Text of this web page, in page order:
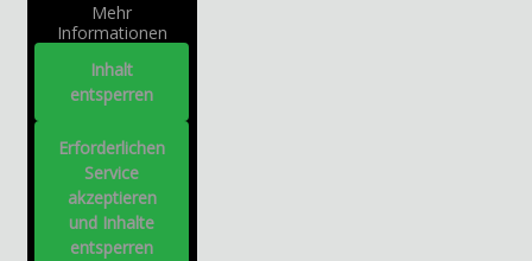
Mehr
Informationen
Inhalt
entsperren
Erforderlichen
Service
akzeptieren
und Inhalte
entsperren